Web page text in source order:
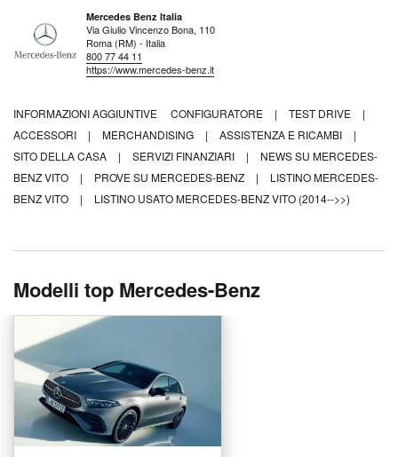
Mercedes Benz Italia
Via Giulio Vincenzo Bona, 110
Roma (RM) - Italia
800 77 44 11
https://www.mercedes-benz.it
INFORMAZIONI AGGIUNTIVE CONFIGURATORE | TEST DRIVE
|
ACCESSORI
| MERCHANDISING | ASSISTENZA E RICAMBI
|
SITO DELLA CASA
| SERVIZI FINANZIARI |
NEWS SU MERCEDES-
BENZ VITO
| PROVE SU MERCEDES-BENZ |
LISTINO MERCEDES-
BENZ VITO
| LISTINO USATO MERCEDES-BENZ VITO (2014-->>)
Modelli top Mercedes-Benz